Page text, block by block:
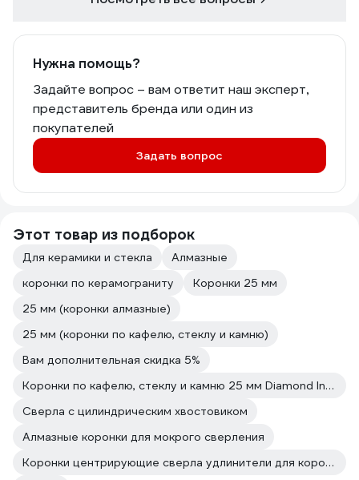
Нужна помощь?
Задайте вопрос – вам ответит наш эксперт,
представитель бренда или один из
покупателей
Задать вопрос
Этот товар из подборок
Для керамики и стекла
Алмазные
коронки по керамограниту
Коронки 25 мм
25 мм (коронки алмазные)
25 мм (коронки по кафелю, стеклу и камню)
Вам дополнительная скидка 5%
Коронки по кафелю, стеклу и камню 25 мм Diamond Industrial
Сверла с цилиндрическим хвостовиком
Алмазные коронки для мокрого сверления
Коронки центрирующие сверла удлинители для коронок Практика